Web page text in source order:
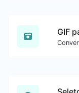
GIF